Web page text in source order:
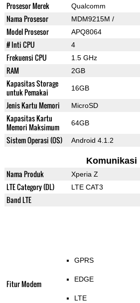
Prosesor Merek Qualcomm
Nama Prosesor MDM9215M /
Model Prosesor APQ8064
# Inti CPU 4
Frekuensi CPU 1.5 GHz
RAM 2GB
Kapasitas Storage
untuk Pemakai
16GB
Jenis Kartu Memori MicroSD
Kapasitas Kartu
Memori Maksimum
64GB
Sistem Operasi (OS) Android 4.1.2
Komunikasi
Nama Produk Xperia Z
LTE Category (DL) LTE CAT3
Band LTE
Fitur Modem
GPRS
EDGE
LTE